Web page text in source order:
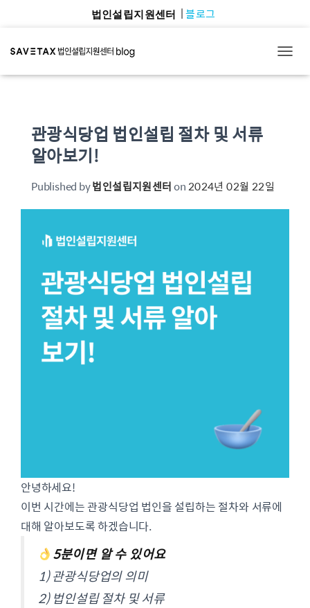
법인설립지원센터 블로그
관광식당업 법인설립 절차 및 서류
알아보기!
Published by법인설립지원센터on2024년 02월 22일
안녕하세요!
이번 시간에는 관광식당업 법인을 설립하는 절차와 서류에
대해 알아보도록 하겠습니다.
5분이면 알 수 있어요
1) 관광식당업의 의미
2) 법인설립 절차 및 서류